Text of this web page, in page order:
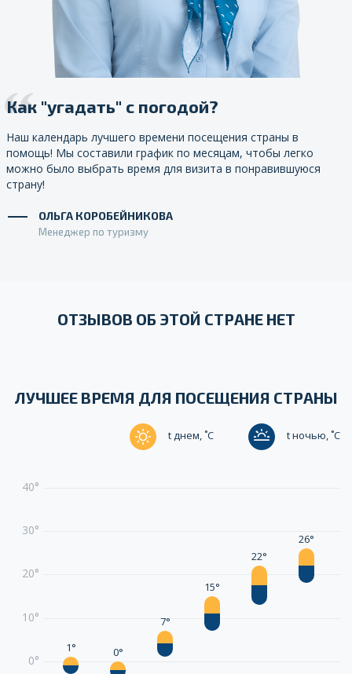
Как "угадать" с погодой?
Наш календарь лучшего времени посещения страны в
помощь! Мы составили график по месяцам, чтобы легко
можно было выбрать время для визита в понравившуюся
страну!
ОЛЬГА КОРОБЕЙНИКОВА
Менеджер по туризму
ОТЗЫВОВ ОБ ЭТОЙ СТРАНЕ НЕТ
ЛУЧШЕЕ ВРЕМЯ ДЛЯ ПОСЕЩЕНИЯ СТРАНЫ
t днем, ˚C t ночью, ˚C
40°
30°
20°
10°
0°
1° 0°
7°
15°
22°
26°